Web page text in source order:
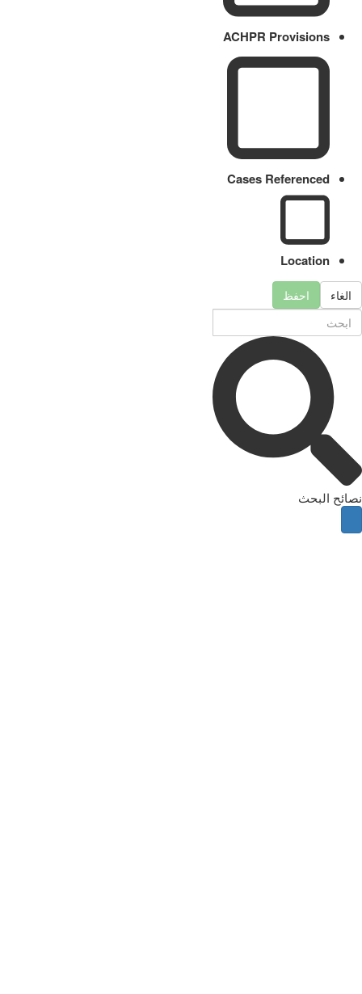
ACHPR Provisions
Cases Referenced
Location
الغاء احفظ
نصائح البحث